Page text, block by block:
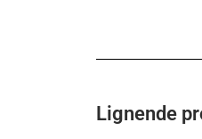
Lignende